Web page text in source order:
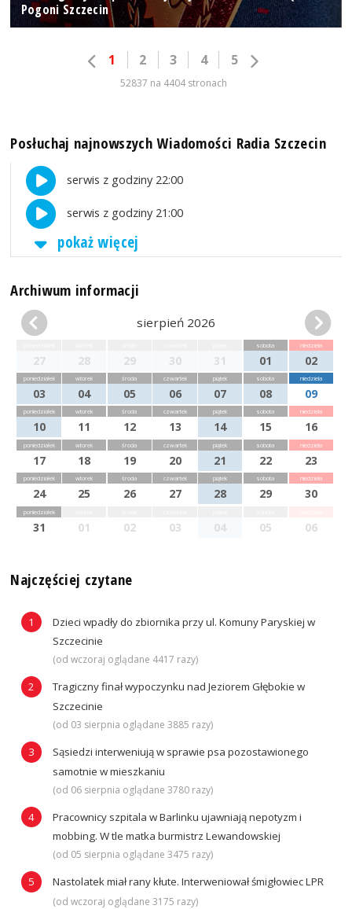
Pogoni Szczecin
1 2 3 4 5
52837 na 4404 stronach
Posłuchaj najnowszych Wiadomości Radia Szczecin
serwis z godziny 22:00
serwis z godziny 21:00
pokaż więcej
Archiwum informacji
sierpień 2026
27 28 29 30 31
sobota
01
niedziela
02
poniedziałek
03
wtorek
04
środa
05
czwartek
06
piątek
07
sobota
08
niedziela
09
poniedziałek
10
wtorek
11
środa
12
czwartek
13
piątek
14
sobota
15
niedziela
16
poniedziałek
17
wtorek
18
środa
19
czwartek
20
piątek
21
sobota
22
niedziela
23
poniedziałek
24
wtorek
25
środa
26
czwartek
27
piątek
28
sobota
29
niedziela
30
poniedziałek
31 01 02 03 04 05 06
Najczęściej czytane
Dzieci wpadły do zbiornika przy ul. Komuny Paryskiej w
Szczecinie
(od wczoraj oglądane 4417 razy)
Tragiczny finał wypoczynku nad Jeziorem Głębokie w
Szczecinie
(od 03 sierpnia oglądane 3885 razy)
Sąsiedzi interweniują w sprawie psa pozostawionego
samotnie w mieszkaniu
(od 06 sierpnia oglądane 3780 razy)
Pracownicy szpitala w Barlinku ujawniają nepotyzm i
mobbing. W tle matka burmistrz Lewandowskiej
(od 05 sierpnia oglądane 3475 razy)
Nastolatek miał rany kłute. Interweniował śmigłowiec LPR
(od wczoraj oglądane 3175 razy)